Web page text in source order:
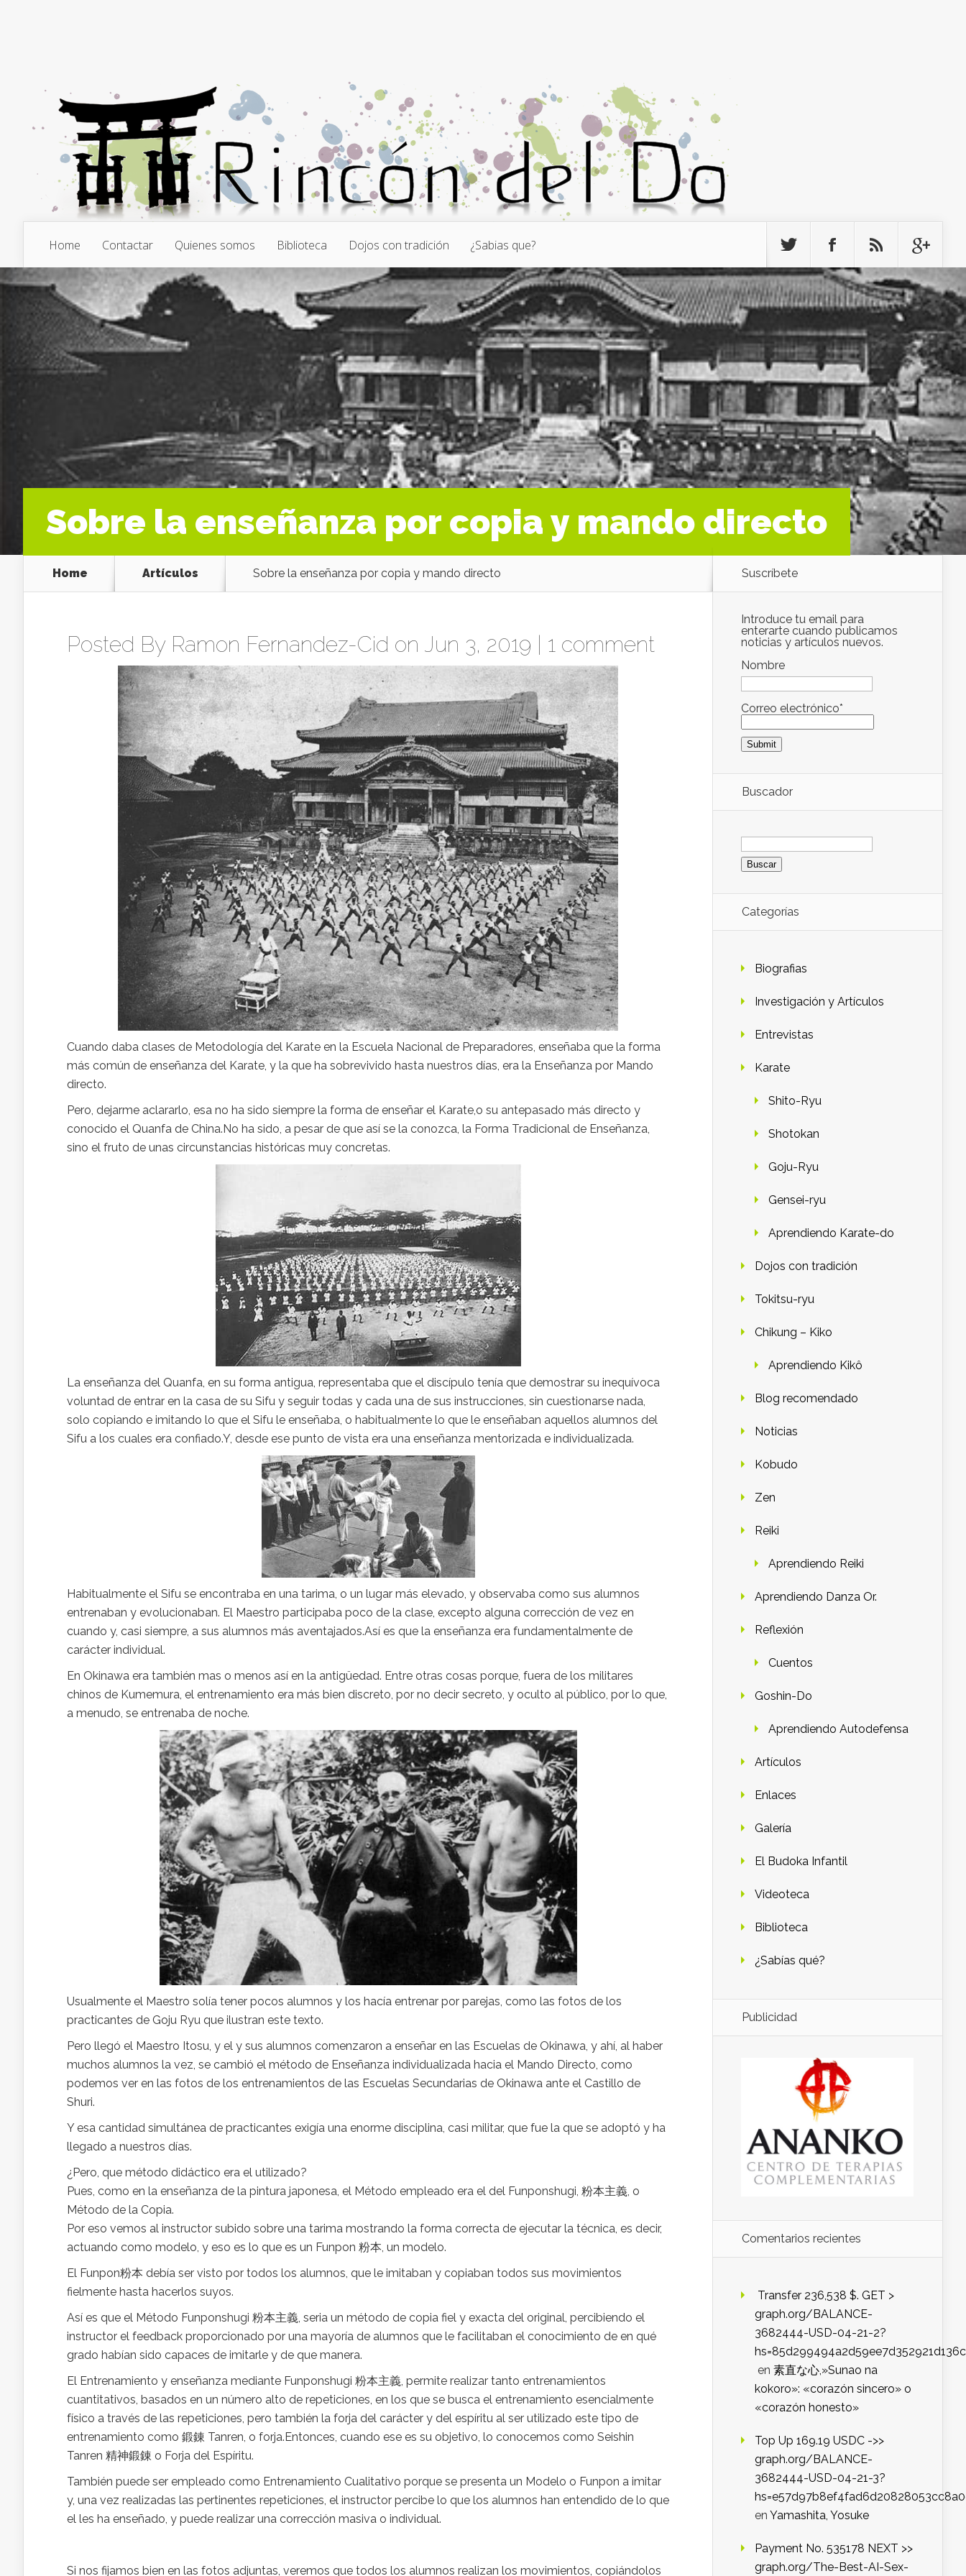
Home Contactar Quienes somos Biblioteca Dojos con tradición ¿Sabias que?
Sobre la enseñanza por copia y mando directo
Home Artículos Sobre la enseñanza por copia y mando directo
Posted By Ramon Fernandez-Cid on Jun 3, 2019 | 1 comment
Cuando daba clases de Metodología del Karate en la Escuela Nacional de Preparadores, enseñaba que la forma
más común de enseñanza del Karate, y la que ha sobrevivido hasta nuestros días, era la Enseñanza por Mando
directo.
Pero, dejarme aclararlo, esa no ha sido siempre la forma de enseñar el Karate,o su antepasado más directo y
conocido el Quanfa de China.No ha sido, a pesar de que así se la conozca, la Forma Tradicional de Enseñanza,
sino el fruto de unas circunstancias históricas muy concretas.
La enseñanza del Quanfa, en su forma antigua, representaba que el discípulo tenía que demostrar su inequívoca
voluntad de entrar en la casa de su Sifu y seguir todas y cada una de sus instrucciones, sin cuestionarse nada,
solo copiando e imitando lo que el Sifu le enseñaba, o habitualmente lo que le enseñaban aquellos alumnos del
Sifu a los cuales era confiado.Y, desde ese punto de vista era una enseñanza mentorizada e individualizada.
Habitualmente el Sifu se encontraba en una tarima, o un lugar más elevado, y observaba como sus alumnos
entrenaban y evolucionaban. El Maestro participaba poco de la clase, excepto alguna corrección de vez en
cuando y, casi siempre, a sus alumnos más aventajados.Así es que la enseñanza era fundamentalmente de
carácter individual.
En Okinawa era también mas o menos así en la antigüedad. Entre otras cosas porque, fuera de los militares
chinos de Kumemura, el entrenamiento era más bien discreto, por no decir secreto, y oculto al público, por lo que,
a menudo, se entrenaba de noche.
Usualmente el Maestro solía tener pocos alumnos y los hacía entrenar por parejas, como las fotos de los
practicantes de Goju Ryu que ilustran este texto.
Pero llegó el Maestro Itosu, y el y sus alumnos comenzaron a enseñar en las Escuelas de Okinawa, y ahí, al haber
muchos alumnos la vez, se cambió el método de Enseñanza individualizada hacia el Mando Directo, como
podemos ver en las fotos de los entrenamientos de las Escuelas Secundarias de Okinawa ante el Castillo de
Shuri.
Y esa cantidad simultánea de practicantes exigía una enorme disciplina, casi militar, que fue la que se adoptó y ha
llegado a nuestros días.
¿Pero, que método didáctico era el utilizado?
Pues, como en la enseñanza de la pintura japonesa, el Método empleado era el del Funponshugi, 粉本主義, o
Método de la Copia.
Por eso vemos al instructor subido sobre una tarima mostrando la forma correcta de ejecutar la técnica, es decir,
actuando como modelo, y eso es lo que es un Funpon 粉本, un modelo.
El Funpon粉本 debía ser visto por todos los alumnos, que le imitaban y copiaban todos sus movimientos
fielmente hasta hacerlos suyos.
Así es que el Método Funponshugi 粉本主義, seria un método de copia fiel y exacta del original, percibiendo el
instructor el feedback proporcionado por una mayoría de alumnos que le facilitaban el conocimiento de en qué
grado habían sido capaces de imitarle y de que manera.
El Entrenamiento y enseñanza mediante Funponshugi 粉本主義, permite realizar tanto entrenamientos
cuantitativos, basados en un número alto de repeticiones, en los que se busca el entrenamiento esencialmente
físico a través de las repeticiones, pero también la forja del carácter y del espíritu al ser utilizado este tipo de
entrenamiento como 鍛錬 Tanren, o forja.Entonces, cuando ese es su objetivo, lo conocemos como Seishin
Tanren 精神鍛錬 o Forja del Espíritu.
También puede ser empleado como Entrenamiento Cualitativo porque se presenta un Modelo o Funpon a imitar
y, una vez realizadas las pertinentes repeticiones, el instructor percibe lo que los alumnos han entendido de lo que
el les ha enseñado, y puede realizar una corrección masiva o individual.
Si nos fijamos bien en las fotos adjuntas, veremos que todos los alumnos realizan los movimientos, copiándolos
Suscríbete
Introduce tu email para
enterarte cuando publicamos
noticias y artículos nuevos.
Nombre
Correo electrónico*
Buscador
Buscar:
Categorías
Biografias
Investigación y Artículos
Entrevistas
Karate
Shito-Ryu
Shotokan
Goju-Ryu
Gensei-ryu
Aprendiendo Karate-do
Dojos con tradición
Tokitsu-ryu
Chikung – Kiko
Aprendiendo Kikô
Blog recomendado
Noticias
Kobudo
Zen
Reiki
Aprendiendo Reiki
Aprendiendo Danza Or.
Reflexión
Cuentos
Goshin-Do
Aprendiendo Autodefensa
Artículos
Enlaces
Galería
El Budoka Infantil
Videoteca
Biblioteca
¿Sabías qué?
Publicidad
Comentarios recientes
️ Transfer 236,538 $. GET >
graph.org/BALANCE-
3682444-USD-04-21-2?
en 素直な心,»Sunao na
kokoro»: «corazón sincero» o
«corazón honesto»
Top Up 169.19 USDC ->>
graph.org/BALANCE-
3682444-USD-04-21-3?
en Yamashita, Yosuke
Payment No. 535178 NEXT >>
graph.org/The-Best-AI-Sex-